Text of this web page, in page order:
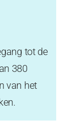
tot de
380
van het